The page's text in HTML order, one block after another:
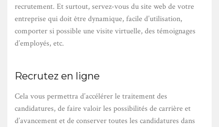
recrutement. Et surtout, servez-vous du site web de votre
entreprise qui doit être dynamique, facile d’utilisation,
comporter si possible une visite virtuelle, des témoignages
d’employés, etc.
Recrutez en ligne
Cela vous permettra d’accélérer le traitement des
candidatures, de faire valoir les possibilités de carrière et
d’avancement et de conserver toutes les candidatures dans